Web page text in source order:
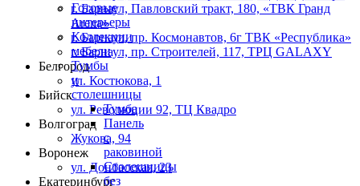
Готовые
интерьеры
Коллекции
мебели
Тумбы
и
столешницы
Тумба
Панель
с
раковиной
Столешницы
без
г. Барнаул,​ ​Павловский тракт, 180, «ТВК Гранд
Arena»
г. Барнаул, пр. Космонавтов, 6г ТВК «Республика»
г. Барнаул, пр. Строителей, 117, ТРЦ GALAXY
Белгород
ул. Костюкова, 1
Бийск
ул. Революции 92, ТЦ Квадро
Волгоград
Жукова, 94
Воронеж
ул. Донбасская, 23
Екатеринбург